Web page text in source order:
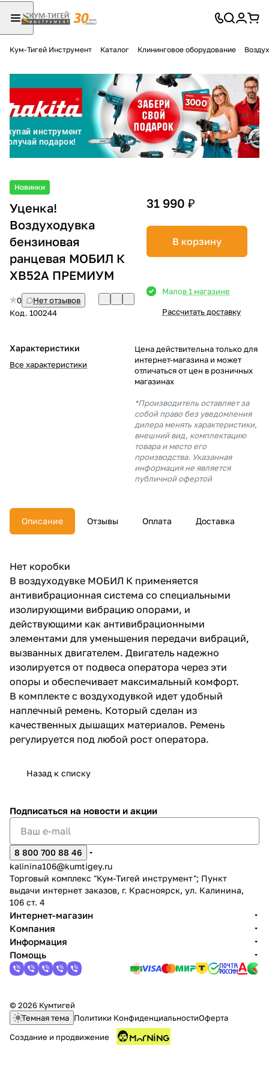
Кум-Тигей Инструмент Каталог Клининговое оборудование
Новинки
Уценка!
Воздуходувка
бензиновая
ранцевая МОБИЛ К
ХВ52А ПРЕМИУМ
0
Нет отзывов
Код. 100244
Характеристики
Все характеристики
31 990 ₽
В корзину
Малов 1 магазине
Рассчитать доставку
Цена действительна только для
интернет-магазина и может
отличаться от цен в розничных
магазинах
*Производитель оставляет за
собой право без уведомления
дилера менять характеристики,
внешний вид, комплектацию
товара и место его
производства. Указанная
информация не является
публичной офертой
Описание Отзывы Оплата Доставка
Нет коробки
В воздуходувке МОБИЛ К применяется
антивибрационная система со специальными
изолирующими вибрацию опорами, и
действующими как антивибрационными
элементами для уменьшения передачи вибраций,
вызванных двигателем. Двигатель надежно
изолируется от подвеса оператора через эти
опоры и обеспечивает максимальный комфорт.
В комплекте с воздуходувкой идет удобный
наплечный ремень. Который сделан из
качественных дышащих материалов. Ремень
регулируется под любой рост оператора.
Назад к списку
Подписаться на новости и акции
8 800 700 88 46
kalinina106@kumtigey.ru
Торговый комплекс "Кум-Тигей инструмент"; Пункт
выдачи интернет заказов, г. Красноярск, ул. Калинина,
106 ст. 4
Интернет-магазин
Компания
Информация
Помощь
© 2026 Кумтигей
Темная тема Политики КонфиденциальностиОферта
Создание и продвижение
Разбейте
оплатуна части
без переплат
График платежей
Сегодня
в корзину
25
% картой любого банка
выбранный способом
% будут
с вашей карты
каждые 2 недели
Подробнее
раз в 2
недели
раз в 2 недели
Остались вопросы?
8 800 302-02-51
plait.ru